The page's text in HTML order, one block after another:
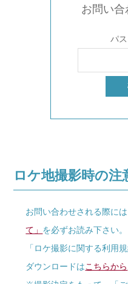
お問い合
パ
ロケ地撮影時の注
お問い合わせされる際に
て」 を必ずお読み下さい。
「ロケ撮影に関する利用
ダウンロードはこちらから